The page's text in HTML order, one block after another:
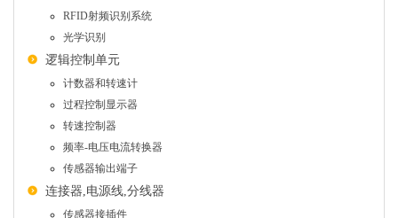
RFID射频识别系统
光学识别
逻辑控制单元
计数器和转速计
过程控制显示器
转速控制器
频率-电压电流转换器
传感器输出端子
连接器,电源线,分线器
传感器接插件